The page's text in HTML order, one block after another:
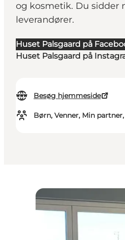
og kosmetik. Du sidder
leverandører.
Huset Palsgaard på
Huset Palsgaard på
Besøg hjemmeside
Børn, Venner, Min